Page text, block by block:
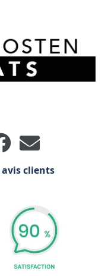
avis clients